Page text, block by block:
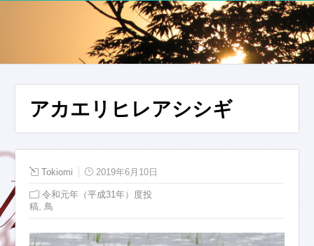
アカエリヒレアシシギ
Tokiomi 2019年6月10日
令和元年（平成31年）度投
稿 鳥